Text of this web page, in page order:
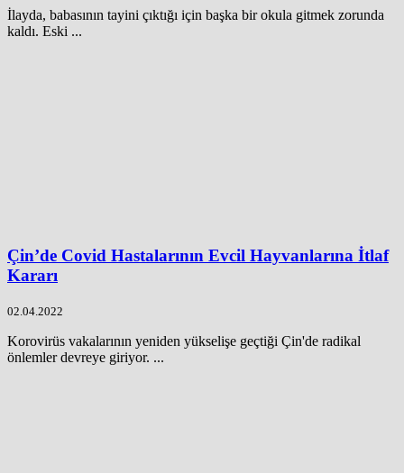
İlayda, babasının tayini çıktığı için başka bir okula gitmek zorunda
kaldı. Eski ...
Çin’de Covid Hastalarının Evcil Hayvanlarına İtlaf
Kararı
02.04.2022
Korovirüs vakalarının yeniden yükselişe geçtiği Çin'de radikal
önlemler devreye giriyor. ...